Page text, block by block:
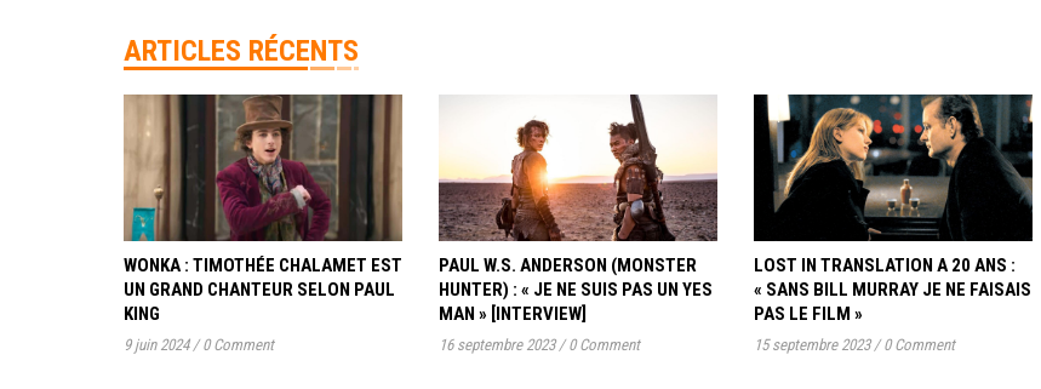
ARTICLES RÉCENTS
WONKA : TIMOTHÉE CHALAMET EST
UN GRAND CHANTEUR SELON PAUL
KING
9 juin 2024 / 0 Comment
PAUL W.S. ANDERSON (MONSTER
HUNTER) : « JE NE SUIS PAS UN YES
MAN » [INTERVIEW]
16 septembre 2023 / 0 Comment
LOST IN TRANSLATION A 20 ANS :
« SANS BILL MURRAY JE NE FAISAIS
PAS LE FILM »
15 septembre 2023 / 0 Comment